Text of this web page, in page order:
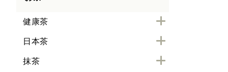
健康茶
日本茶
抹茶